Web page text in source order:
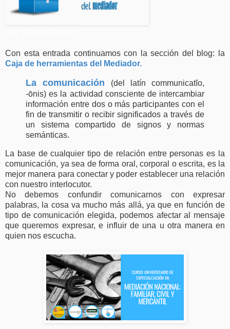
Con esta entrada continuamos con la sección del blog: la
Caja de herramientas del Mediador.
La comunicación (del latín communicatĭo,
-ōnis​) es la actividad consciente de intercambiar
información entre dos o más participantes con el
fin de transmitir o recibir significados a través de
un sistema compartido de signos y normas
semánticas.
La base de cualquier tipo de relación entre personas es la
comunicación, ya sea de forma oral, corporal o escrita, es la
mejor manera para conectar y poder establecer una relación
con nuestro interlocutor.
No debemos confundir comunicarnos con expresar
palabras, la cosa va mucho más allá, ya que en función de
tipo de comunicación elegida, podemos afectar al mensaje
que queremos expresar, e influir de una u otra manera en
quien nos escucha.